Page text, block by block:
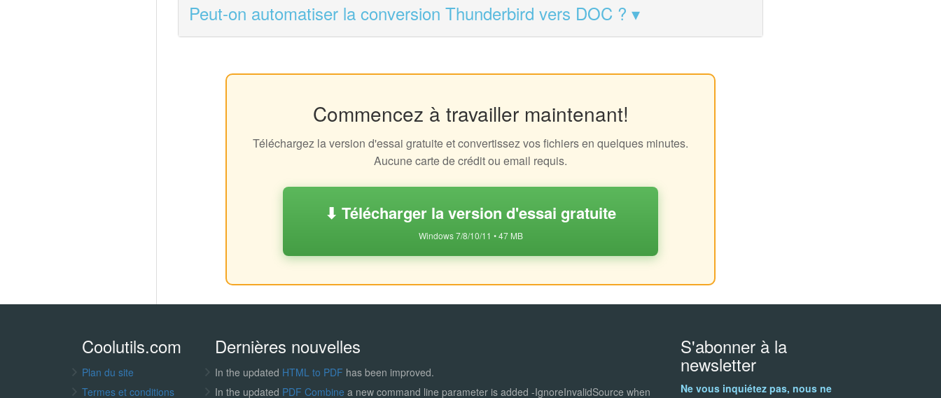
Peut-on automatiser la conversion Thunderbird vers DOC ?
Commencez à travailler maintenant!
Téléchargez la version d'essai gratuite et convertissez vos fichiers en quelques minutes.
Aucune carte de crédit ou email requis.
⬇ Télécharger la version d'essai gratuite
Windows 7/8/10/11 • 47 MB
Coolutils.com
Plan du site
Termes et conditions
Dernières nouvelles
In the updated HTML to PDF has been improved.
In the updated PDF Combine a new command line parameter is added -IgnoreInvalidSource when
S'abonner à la
newsletter
Ne vous inquiétez pas, nous ne